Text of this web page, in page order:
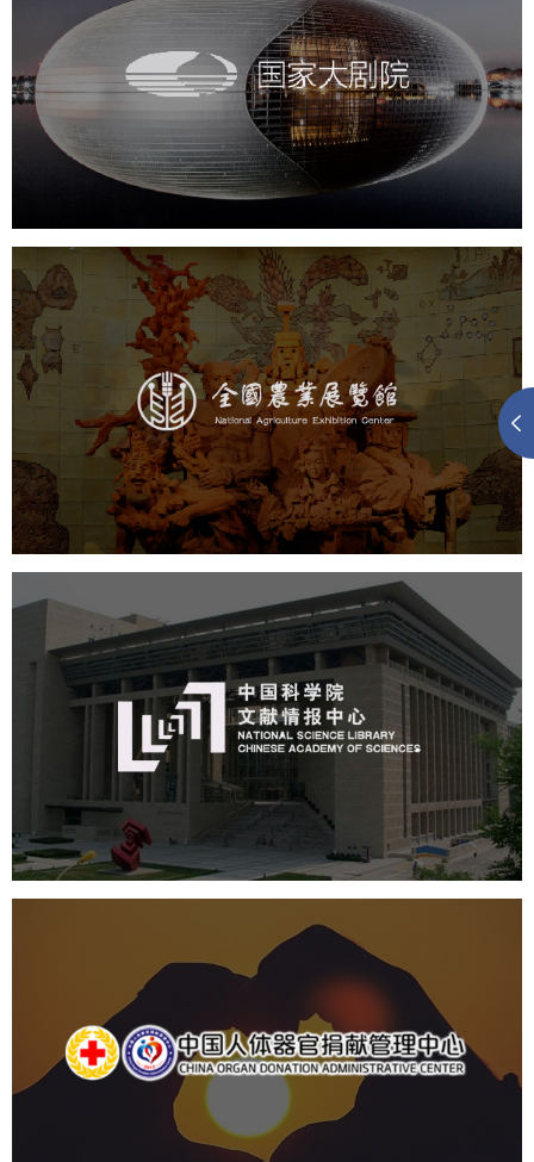
国家大剧院
文化艺术 剧院 智慧展馆 展馆网站建设
农业展览馆
文化艺术 展馆网站建设
博物馆展厅设计
数字博物馆建设
展厅空间设计
企业展厅设计
公司展厅设计
北京展厅设计 产品展厅设计
中国科学院文献情报中心
网站建设
数字博物馆建设
展厅空间设计
产品展厅设计
中国人体器官捐献管理中心
国企 品牌官网 网站建设